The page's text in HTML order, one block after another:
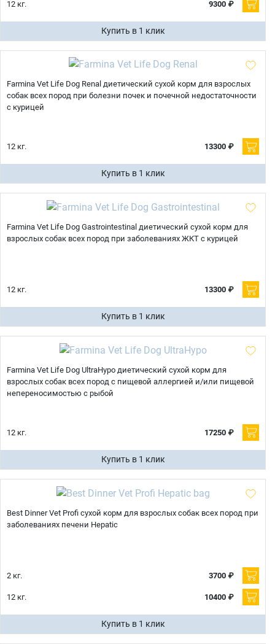
12 кг. 9300 ₽
Купить в 1 клик
Farmina Vet Life Dog Renal диетический сухой корм для взрослых
собак всех пород при болезни почек и почечной недостаточности
с курицей
12 кг. 13300 ₽
Купить в 1 клик
Farmina Vet Life Dog Gastrointestinal диетический сухой корм для
взрослых собак всех пород при заболеваниях ЖКТ с курицей
12 кг. 13300 ₽
Купить в 1 клик
Farmina Vet Life Dog UltraHypo диетический сухой корм для
взрослых собак всех пород с пищевой аллергией и/или пищевой
непереносимостью с рыбой
12 кг. 17250 ₽
Купить в 1 клик
Best Dinner Vet Profi сухой корм для взрослых собак всех пород при
заболеваниях печени Hepatic
2 кг. 3700 ₽
12 кг. 10400 ₽
Купить в 1 клик